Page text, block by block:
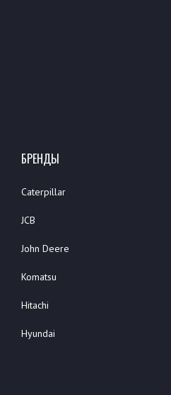
БРЕНДЫ
Caterpillar
JCB
John Deere
Komatsu
Hitachi
Hyundai